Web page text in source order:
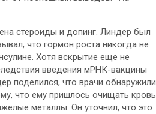
стероиды и допинг. Линдер был
что гормон роста никогда не
Хотя вскрытие еще не
введения мРНК-вакцины
поделился, что врачи обнаружили
что ему пришлось очищать кровь
металлы. Он уточнил, что это